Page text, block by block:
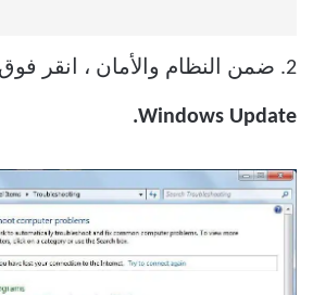
2. ضمن النظام والأمان ، انقر فوق
Windows Update.